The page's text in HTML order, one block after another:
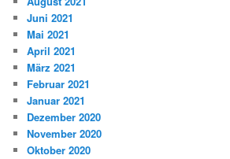
Juni 2021
Mai 2021
April 2021
März 2021
Februar 2021
Januar 2021
Dezember 2020
November 2020
Oktober 2020